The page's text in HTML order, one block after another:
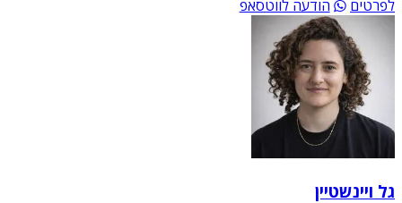
לפרטים הודעה לווטסאפ
גל ויינשטיין